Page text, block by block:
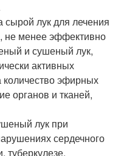
сырой лук для лечения
не менее эффективно
и сушеный лук,
активных
эфирных
органов и тканей,
лук при
сердечного
туберкулезе,